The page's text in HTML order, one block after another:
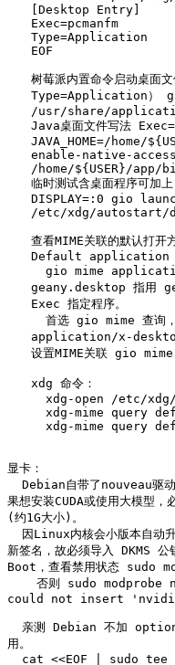
[Desktop Entry]
Exec=pcmanfm
Type=Application
EOF
树莓派内置命令启动桌
Type=Application）
/usr/share/
Java桌面文件写法
JAVA_HOME=/home/
enable-native-
/home/${USER}/app/
临时测试含桌面程序可
DISPLAY=:0 gio
/etc/xdg/autostart/
查看MIME关联的默认
Default application
geany.desktop 指用
Exec 指定程序。
application/x-desktop
设置MIME关联 gio
xdg 命令：
xdg-mime query
显卡：
果想安装CUDA或使用大模型
(约1G大小)。
新签名，故必须导入 DKMS
Boot，查看禁用状态
could not insert
用。